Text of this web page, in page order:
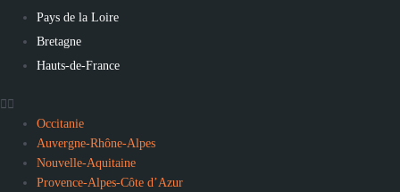
Pays de la Loire
Bretagne
Hauts-de-France
Occitanie
Auvergne-Rhône-Alpes
Nouvelle-Aquitaine
Provence-Alpes-Côte d’Azur